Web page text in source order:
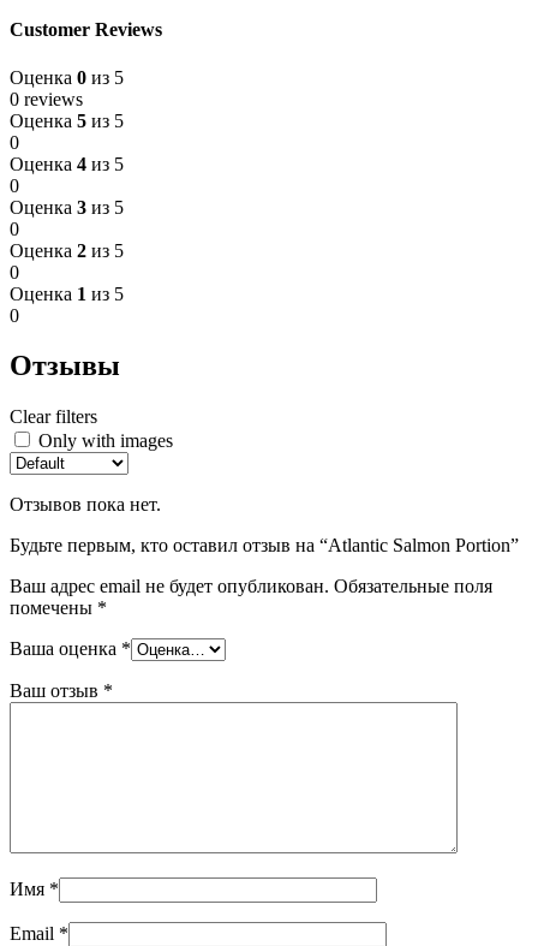
Customer Reviews
Оценка 0 из 5
0 reviews
Оценка 5 из 5
0
Оценка 4 из 5
0
Оценка 3 из 5
0
Оценка 2 из 5
0
Оценка 1 из 5
0
Отзывы
Clear filters
Only with images
Отзывов пока нет.
Будьте первым, кто оставил отзыв на “Atlantic Salmon Portion”
Ваш адрес email не будет опубликован. Обязательные поля
помечены *
Ваша оценка *
Ваш отзыв *
Имя *
Email *